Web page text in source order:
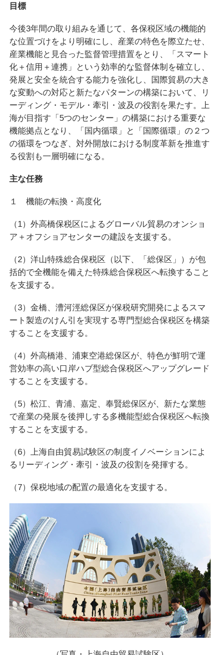
目標
今後3年間の取り組みを通じて、各保税区域の機能的
な位置づけをより明確にし、産業の特色を際立たせ、
産業機能と見合った監督管理措置をとり、「スマート
化＋信用＋連携」という効率的な監督体制を確立し、
発展と安全を統合する能力を強化し、国際貿易の大き
な変動への対応と新たなパターンの構築において、リ
ーディング・モデル・牽引・波及の役割を果たす。上
海が目指す「5つのセンター」の構築における重要な
機能拠点となり、「国内循環」と「国際循環」の２つ
の循環をつなぎ、対外開放における制度革新を推進す
る役割も一層明確になる。
主な任務
１ 機能の転換・高度化
（1）外高橋保税区によるグローバル貿易のオンショ
ア＋オフショアセンターの建設を支援する。
（2）洋山特殊総合保税区（以下、「総保区」）が包
括的で全機能を備えた特殊総合保税区へ転換すること
を支援する。
（3）金橋、漕河涇総保区が保税研究開発によるスマ
ート製造のけん引を実現する専門型総合保税区を構築
することを支援する。
（4）外高橋港、浦東空港総保区が、特色が鮮明で運
営効率の高い口岸ハブ型総合保税区へアップグレード
することを支援する。
（5）松江、青浦、嘉定、奉賢総保区が、新たな業態
で産業の発展を後押しする多機能型総合保税区へ転換
することを支援する。
（6）上海自由貿易試験区の制度イノベーションによ
るリーディング・牽引・波及の役割を発揮する。
（7）保税地域の配置の最適化を支援する。